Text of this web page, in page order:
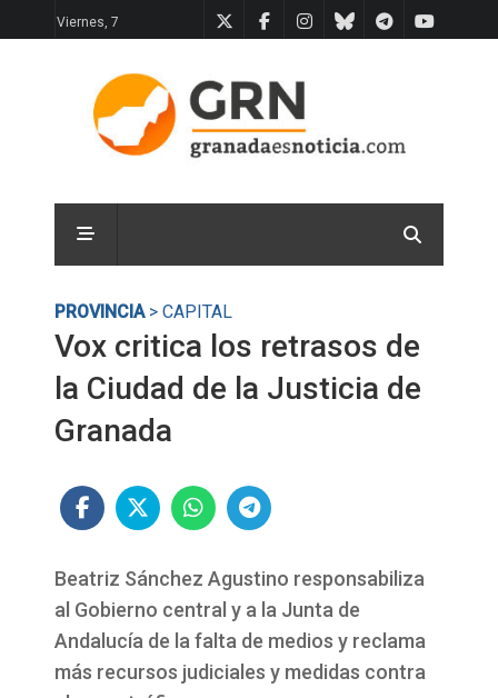
Viernes, 7
PROVINCIA> CAPITAL
Vox critica los retrasos de
la Ciudad de la Justicia de
Granada
Beatriz Sánchez Agustino responsabiliza
al Gobierno central y a la Junta de
Andalucía de la falta de medios y reclama
más recursos judiciales y medidas contra